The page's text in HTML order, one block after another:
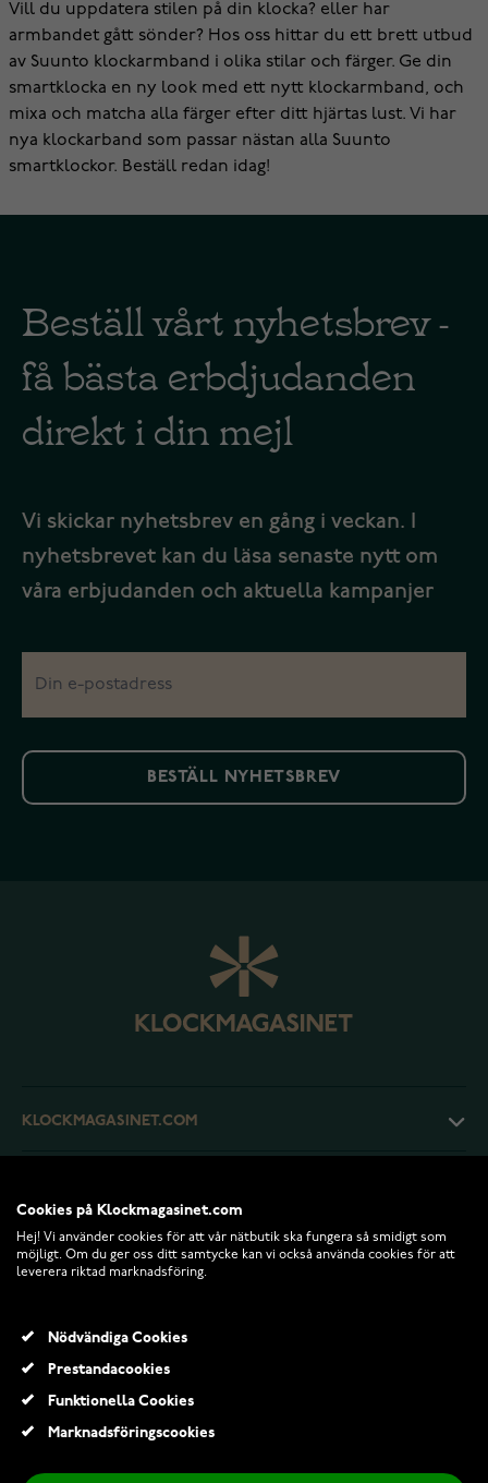
Vill du uppdatera stilen på din klocka? eller har
armbandet gått sönder? Hos oss hittar du ett brett utbud
av Suunto klockarmband i olika stilar och färger. Ge din
smartklocka en ny look med ett nytt klockarmband, och
mixa och matcha alla färger efter ditt hjärtas lust. Vi har
nya klockarband som passar nästan alla Suunto
smartklockor. Beställ redan idag!
Beställ vårt nyhetsbrev -
få bästa erbdjudanden
direkt i din mejl
Vi skickar nyhetsbrev en gång i veckan. I
nyhetsbrevet kan du läsa senaste nytt om
våra erbjudanden och aktuella kampanjer
BESTÄLL NYHETSBREV
KLOCKMAGASINET.COM
RETURER OCH VILLKOR
Cookies på Klockmagasinet.com
Hej! Vi använder cookies för att vår nätbutik ska fungera så smidigt som
möjligt. Om du ger oss ditt samtycke kan vi också använda cookies för att
leverera riktad marknadsföring.
Nödvändiga Cookies
Prestandacookies
Funktionella Cookies
Marknadsföringscookies